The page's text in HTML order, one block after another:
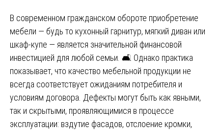
В современном гражданском обороте приобретение
мебели — будь то кухонный гарнитур, мягкий диван или
шкаф-купе — является значительной финансовой
инвестицией для любой семьи. 🛋️ Однако практика
показывает, что качество мебельной продукции не
всегда соответствует ожиданиям потребителя и
условиям договора. Дефекты могут быть как явными,
так и скрытыми, проявляющимися в процессе
эксплуатации: вздутие фасадов, отслоение кромки,